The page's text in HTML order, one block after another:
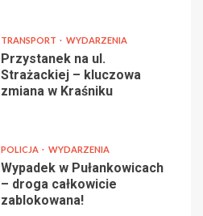
TRANSPORT WYDARZENIA
Przystanek na ul.
Strażackiej – kluczowa
zmiana w Kraśniku
POLICJA WYDARZENIA
Wypadek w Pułankowicach
– droga całkowicie
zablokowana!